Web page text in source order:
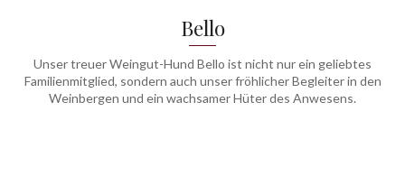
Bello
Unser treuer Weingut-Hund Bello ist nicht nur ein geliebtes
Familienmitglied, sondern auch unser fröhlicher Begleiter in den
Weinbergen und ein wachsamer Hüter des Anwesens.